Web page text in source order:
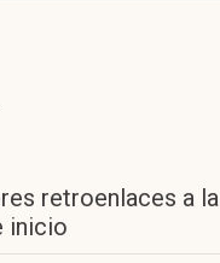
retroenlaces a la
inicio